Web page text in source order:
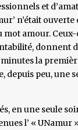
et
n’était ouverte
mot amour.
donnent
la
depuis peu, une
en une seule
l’ «